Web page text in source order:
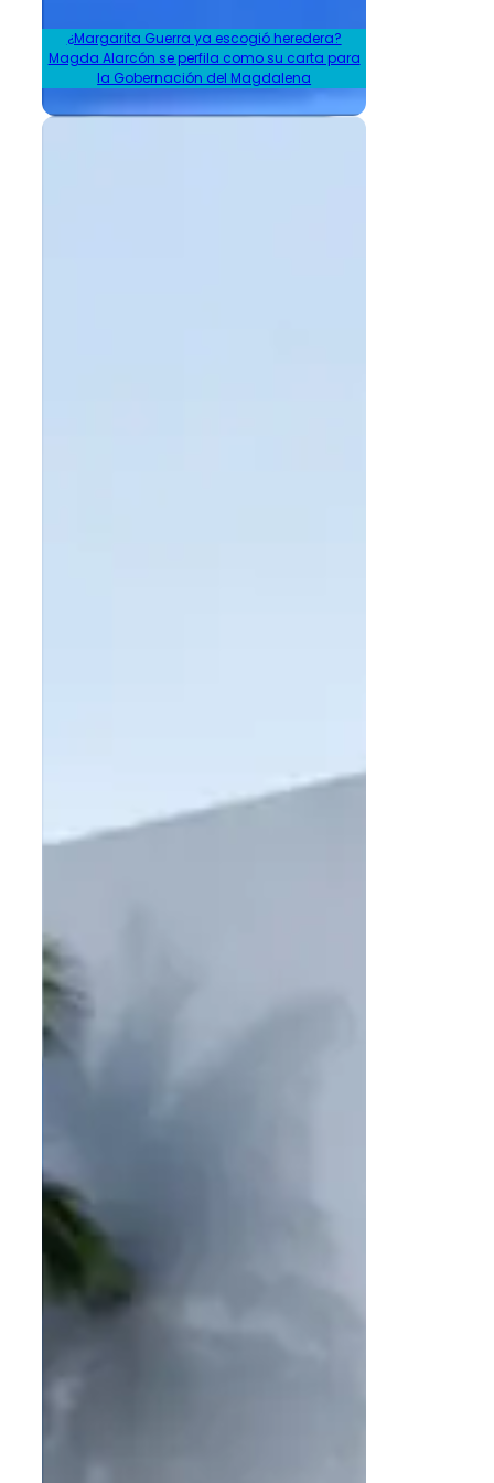
¿Margarita Guerra ya escogió heredera?
Magda Alarcón se perfila como su carta para
la Gobernación del Magdalena